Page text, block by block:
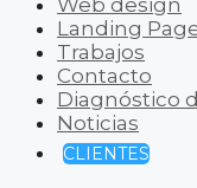
Web design
Landing
Trabajos
Contacto
Diagnóstico
Noticias
CLIENTES